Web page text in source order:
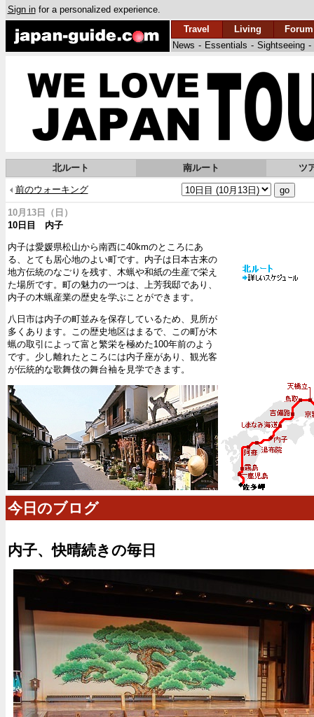
Sign infor a personalized experience.
Travel
Living
Forum
News - Essentials - Sightseeing -
北ルート 南ルート ツ
前のウォーキング
10月13日（日）
10日目 内子
内子は愛媛県松山から南西に40kmのところにあ
る、とても居心地のよい町です。内子は日本古来の
地方伝統のなごりを残す、木蝋や和紙の生産で栄え
た場所です。町の魅力の一つは、上芳我邸であり、
内子の木蝋産業の歴史を学ぶことができます。
八日市は内子の町並みを保存しているため、見所が
多くあります。この歴史地区はまるで、この町が木
蝋の取引によって富と繁栄を極めた100年前のよう
です。少し離れたところには内子座があり、観光客
が伝統的な歌舞伎の舞台袖を見学できます。
今日のブログ
内子、快晴続きの毎日